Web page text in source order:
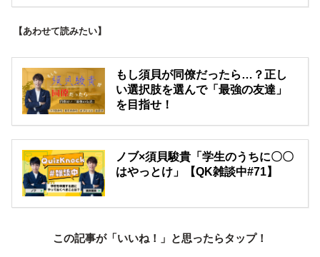
【あわせて読みたい】
もし須貝が同僚だったら…？正し
い選択肢を選んで「最強の友達」
を目指せ！
ノブ×須貝駿貴「学生のうちに〇〇
はやっとけ」【QK雑談中#71】
この記事が「いいね！」と思ったらタップ！